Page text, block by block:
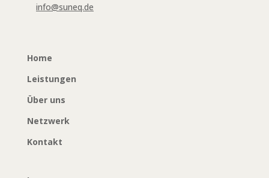
info@suneq.de
Home
Leistungen
Über uns
Netzwerk
Kontakt